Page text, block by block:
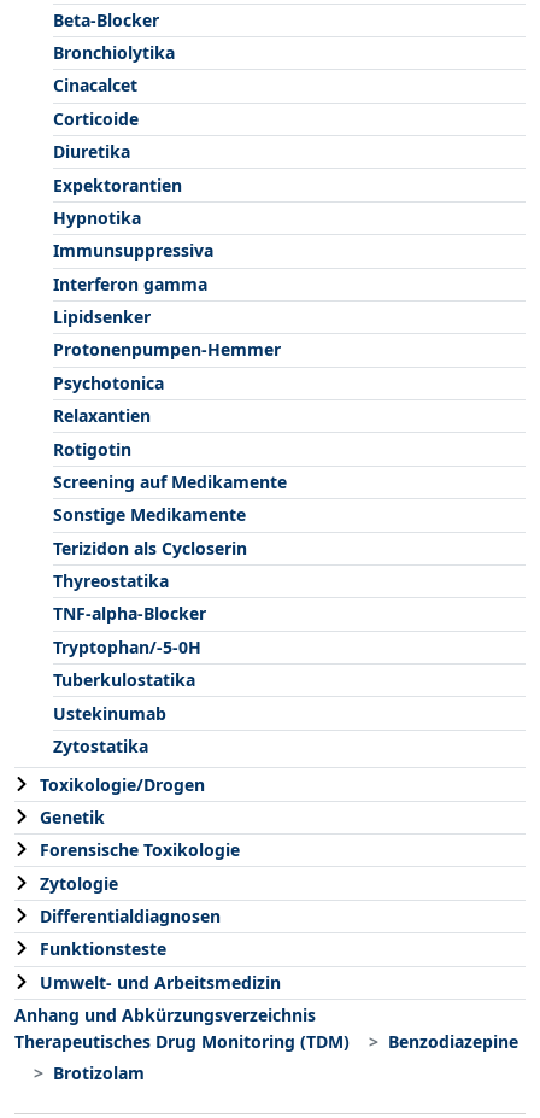
Beta-Blocker
Bronchiolytika
Cinacalcet
Corticoide
Diuretika
Expektorantien
Hypnotika
Immunsuppressiva
Interferon gamma
Lipidsenker
Protonenpumpen-Hemmer
Psychotonica
Relaxantien
Rotigotin
Screening auf Medikamente
Sonstige Medikamente
Terizidon als Cycloserin
Thyreostatika
TNF-alpha-Blocker
Tryptophan/-5-0H
Tuberkulostatika
Ustekinumab
Zytostatika
Toxikologie/Drogen
Genetik
Forensische Toxikologie
Zytologie
Differentialdiagnosen
Funktionsteste
Umwelt- und Arbeitsmedizin
Anhang und Abkürzungsverzeichnis
Therapeutisches Drug Monitoring (TDM)
Benzodiazepine
Brotizolam